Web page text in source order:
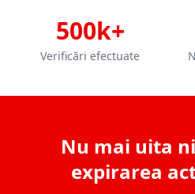
500k+
Verificări efectuate
Nu mai uita
expirarea